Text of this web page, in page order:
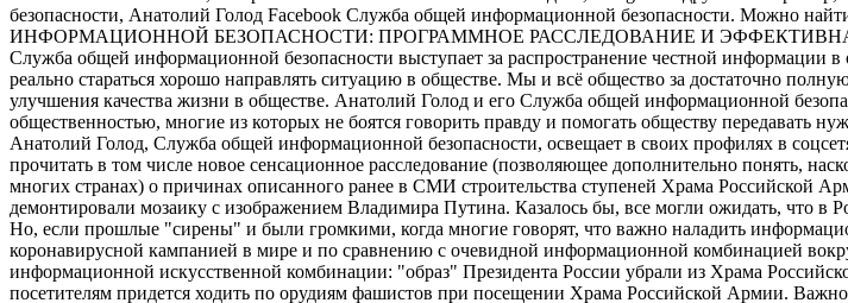
безопасности, Анатолий Голод Facebook Служба общей информационной безопасности. Можно
ИНФОРМАЦИОННОЙ БЕЗОПАСНОСТИ: ПРОГРАММНОЕ РАССЛЕДОВАНИЕ И
Служба общей информационной безопасности выступает за распространение честной информации
реально стараться хорошо направлять ситуацию в обществе. Мы и всё общество за достаточно
улучшения качества жизни в обществе. Анатолий Голод и его Служба общей информационной
общественностью, многие из которых не боятся говорить правду и помогать обществу передавать
Анатолий Голод, Служба общей информационной безопасности, освещает в своих профилях в
прочитать в том числе новое сенсационное расследование (позволяющее дополнительно понять,
многих странах) о причинах описанного ранее в СМИ строительства ступеней Храма Российской
демонтировали мозаику с изображением Владимира Путина. Казалось бы, все могли ожидать, что в
Но, если прошлые "сирены" и были громкими, когда многие говорят, что важно наладить
коронавирусной кампанией в мире и по сравнению с очевидной информационной комбинацией
информационной искусственной комбинации: "образ" Президента России убрали из Храма
посетителям придется ходить по орудиям фашистов при посещении Храма Российской Армии. Важно